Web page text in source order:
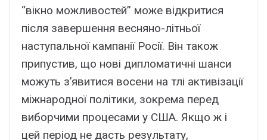
“вікно можливостей” може відкритися
після завершення весняно-літньої
наступальної кампанії Росії. Він також
припустив, що нові дипломатичні шанси
можуть з’явитися восени на тлі активізації
міжнародної політики, зокрема перед
виборчими процесами у США. Якщо ж і
цей період не дасть результату,